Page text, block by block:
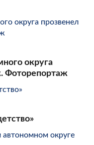
округа
Фоторепортаж